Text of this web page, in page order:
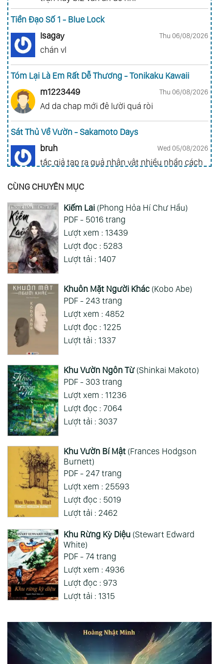
Tiền Đạo Số 1 - Blue Lock
Isagay
Thu 06/08/2026
chán vl
Tóm Lại Là Em Rất Dễ Thương - Tonikaku Kawaii
m1223449
Thu 06/08/2026
Ad da chap mới đê lười quá ròi
Sát Thủ Về Vườn - Sakamoto Days
bruh
Wed 05/08/2026
tắc giả tạp ra quả nhân vật nhiều nhần cách
Gia Đình Điệp Viên - Spy X Family
ai hỏi 123
Wed 05/08/2026
Mong 1 ngày shop ra 2 chap
Xem Thêm
CÙNG CHUYÊN MỤC
Kiếm Lai(Phong Hỏa Hí Chư Hầu)
PDF - 5016 trang
Lượt xem : 13439
Lượt đọc : 5283
Lượt tải : 1407
Khuôn Mặt Người Khác(Kobo Abe)
PDF - 243 trang
Lượt xem : 4852
Lượt đọc : 1225
Lượt tải : 1337
Khu Vườn Ngôn Từ(Shinkai Makoto)
PDF - 303 trang
Lượt xem : 11236
Lượt đọc : 7064
Lượt tải : 3037
Khu Vườn Bí Mật(Frances Hodgson
Burnett)
PDF - 247 trang
Lượt xem : 25593
Lượt đọc : 5019
Lượt tải : 2462
Khu Rừng Kỳ Diệu(Stewart Edward
White)
PDF - 74 trang
Lượt xem : 4936
Lượt đọc : 973
Lượt tải : 1315